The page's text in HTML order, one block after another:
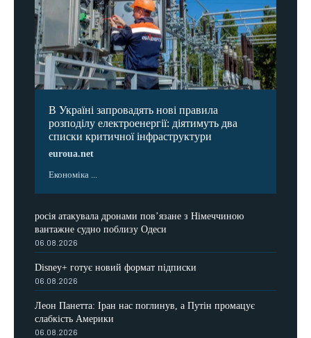
В Україні запровадять нові правила
розподілу електроенергії: діятимуть два
списки критичної інфраструктури
euroua.net
Економіка ...
росія атакувала дронами пов’язане з Німеччиною
вантажне судно поблизу Одеси
06.08.2026
Disney+ готує новий формат підписки
06.08.2026
Леон Панетта: Іран нас поглинув, а Путін промацує
слабкість Америки
06.08.2026